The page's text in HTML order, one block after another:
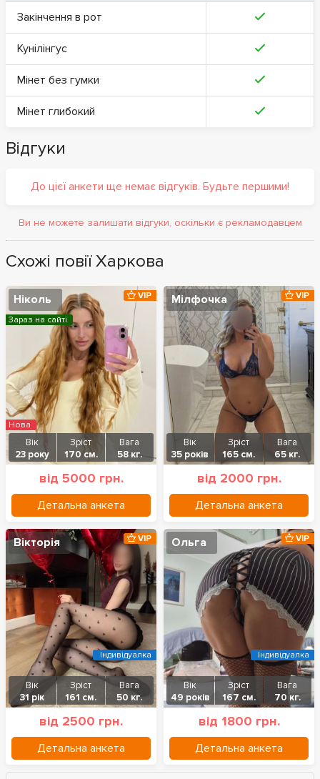
Закінчення в рот
Кунілінгус
Мінет без гумки
Мінет глибокий
Відгуки
До цієї анкети ще немає відгуків. Будьте першими!
Ви не можете залишати відгуки, оскільки є рекламодавцем
Схожі повії Харкова
Ніколь
Вік
23 року
Зріст
170 см.
Вага
58 кг.
від 5000 грн.
Детальна анкета
VIP
Зараз на сайті
Нова
Мілфочка
Вік
35 років
Зріст
165 см.
Вага
65 кг.
від 2000 грн.
Детальна анкета
VIP
Вікторія
Вік
31 рік
Зріст
161 см.
Вага
50 кг.
від 2500 грн.
Детальна анкета
VIP
Індивідуалка
Ольга
Вік
49 років
Зріст
167 см.
Вага
70 кг.
від 1800 грн.
Детальна анкета
VIP
Індивідуалка